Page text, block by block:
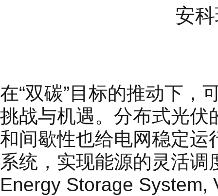
安
在“双碳”目标的推动下，
挑战与机遇。分布式光伏
和间歇性也给电网稳定运
系统，实现能源的灵活
Energy Storage System,